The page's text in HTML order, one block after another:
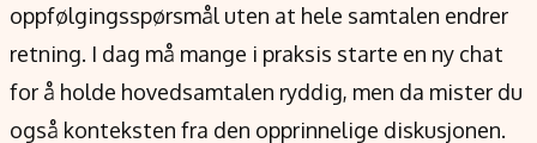
oppfølgingsspørsmål uten at hele samtalen endrer
retning. I dag må mange i praksis starte en ny chat
for å holde hovedsamtalen ryddig, men da mister du
også konteksten fra den opprinnelige diskusjonen.